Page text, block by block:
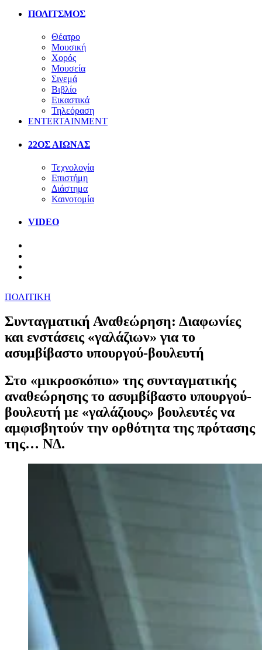
ΠΟΛΙΤΣΜΟΣ
Θέατρο
Μουσική
Χορός
Μουσεία
Σινεμά
Βιβλίο
Εικαστικά
Τηλεόραση
ENTERTAINMENT
22ΟΣ ΑΙΩΝΑΣ
Τεχνολογία
Επιστήμη
Διάστημα
Καινοτομία
VIDEO
ΠΟΛΙΤΙΚΗ
Συνταγματική Αναθεώρηση: Διαφωνίες
και ενστάσεις «γαλάζιων» για το
ασυμβίβαστο υπουργού-βουλευτή
Στο «μικροσκόπιο» της συνταγματικής
αναθεώρησης το ασυμβίβαστο υπουργού-
βουλευτή με «γαλάζιους» βουλευτές να
αμφισβητούν την ορθότητα της πρότασης
της… ΝΔ.